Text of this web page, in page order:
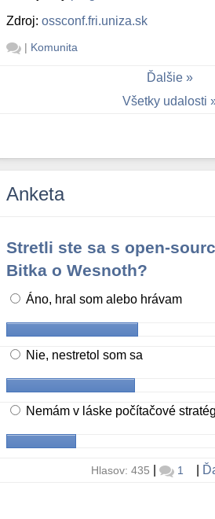
Zdroj:ossconf.fri.uniza.sk
| Komunita
Ďalšie
Všetky udalosti
Anketa
Stretli ste sa s open-
Bitka o Wesnoth?
Áno, hral som alebo hrávam
Nie, nestretol som sa
Nemám v láske počítačové
Hlasov: 435 | 1